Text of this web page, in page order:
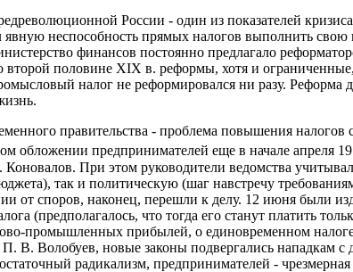
России - один из показателей
неспособность прямых налогов выполнить свою
финансов постоянно предлагало
второй половине XIX в. реформы, хотя и
налог не реформировался ни разу. Реформа
правительства - проблема повышения налогов
обложении предпринимателей еще в начале апреля
При этом руководители ведомства
так и политическую (шаг навстречу
от споров, наконец, перешли к делу. 12 июня были
(предполагалось, что тогда его станут платить
промышленных прибылей, о единовременном
В. Волобуев, новые законы подвергались нападкам с
радикализм, предпринимателей - чрезмерная